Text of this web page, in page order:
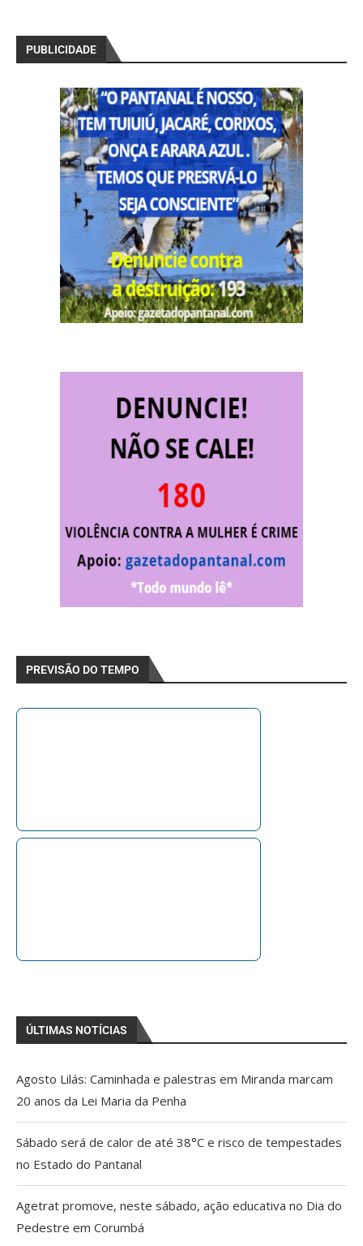
PUBLICIDADE
PREVISÃO DO TEMPO
ÚLTIMAS NOTÍCIAS
Agosto Lilás: Caminhada e palestras em Miranda marcam
20 anos da Lei Maria da Penha
Sábado será de calor de até 38°C e risco de tempestades
no Estado do Pantanal
Agetrat promove, neste sábado, ação educativa no Dia do
Pedestre em Corumbá